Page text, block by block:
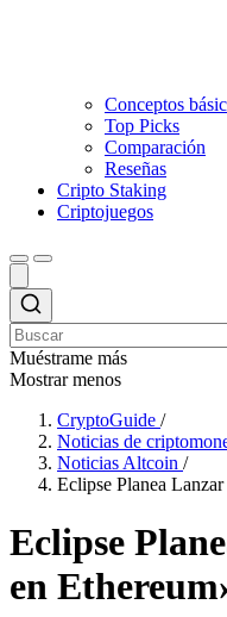
Conceptos
Top Picks
Comparación
Reseñas
Cripto Staking
Criptojuegos
Muéstrame más
Mostrar menos
CryptoGuide /
Noticias de
Noticias Altcoin /
Eclipse Planea
Eclipse
en